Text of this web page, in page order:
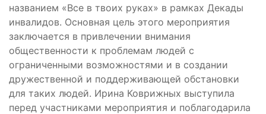
названием «Все в твоих руках» в рамках Декады
инвалидов. Основная цель этого мероприятия
заключается в привлечении внимания
общественности к проблемам людей с
ограниченными возможностями и в создании
дружественной и поддерживающей обстановки
для таких людей. Ирина Коврижных выступила
перед участниками мероприятия и поблагодарила